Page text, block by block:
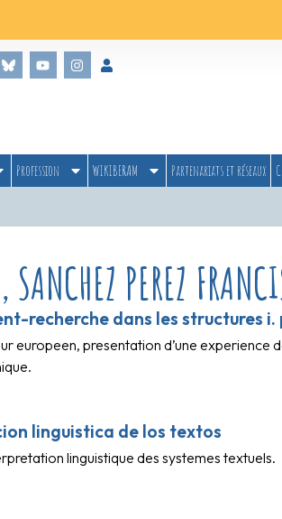
Profession WIKIBERAM Partenariats et réseaux
PEREZ
recherche dans les structures i.
europeen, presentation d’une experience
linguistica de los textos
linguistique des systemes textuels.